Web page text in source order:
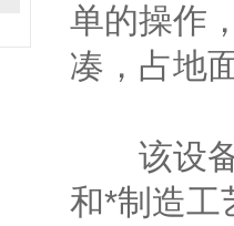
单的操作
凑，占地
该设备
和*制造工